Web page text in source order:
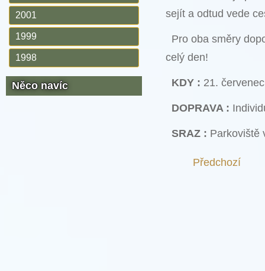
2001
1999
1998
Něco navíc
sejít a odtud vede
Pro oba směry
celý den!
KDY : 21.
DOPRAVA :
SRAZ : Parkoviště
Předchozí